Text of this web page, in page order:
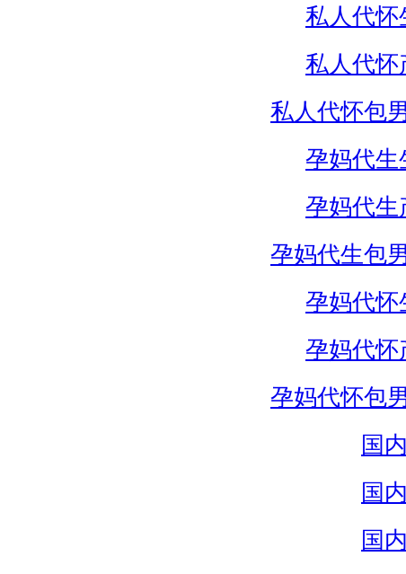
私人代怀
私人代怀
私人代怀包
孕妈代生
孕妈代生
孕妈代生包
孕妈代怀
孕妈代怀
孕妈代怀包
国
国
国